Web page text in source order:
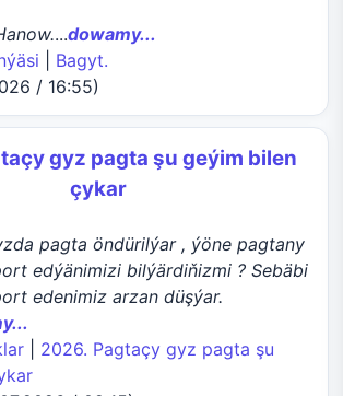
...dowamy...
Bagyt.
/ 16:55)
gyz pagta şu geýim bilen
çykar
pagta öndürilýar , ýöne pagtany
edýänimizi bilýärdiňizmi ? Sebäbi
edenimiz arzan düşýar.
2026. Pagtaçy gyz pagta şu